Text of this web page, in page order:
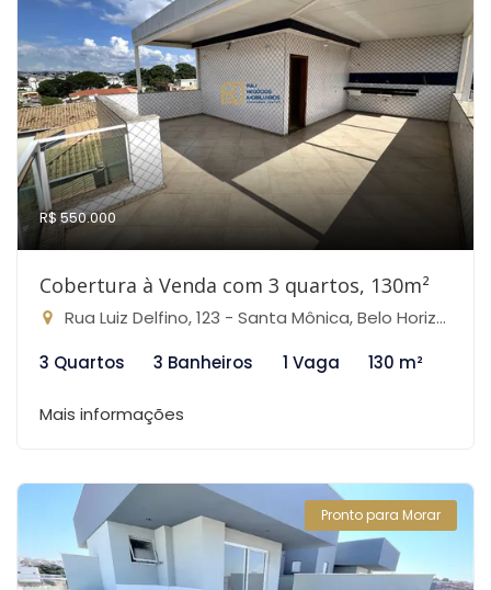
R$ 550.000
Cobertura à Venda com 3 quartos, 130m²
Rua Luiz Delfino, 123 - Santa Mônica, Belo Horizonte-MG
3 Quartos
3 Banheiros 1 Vaga 130 m²
Mais informações
Pronto para Morar